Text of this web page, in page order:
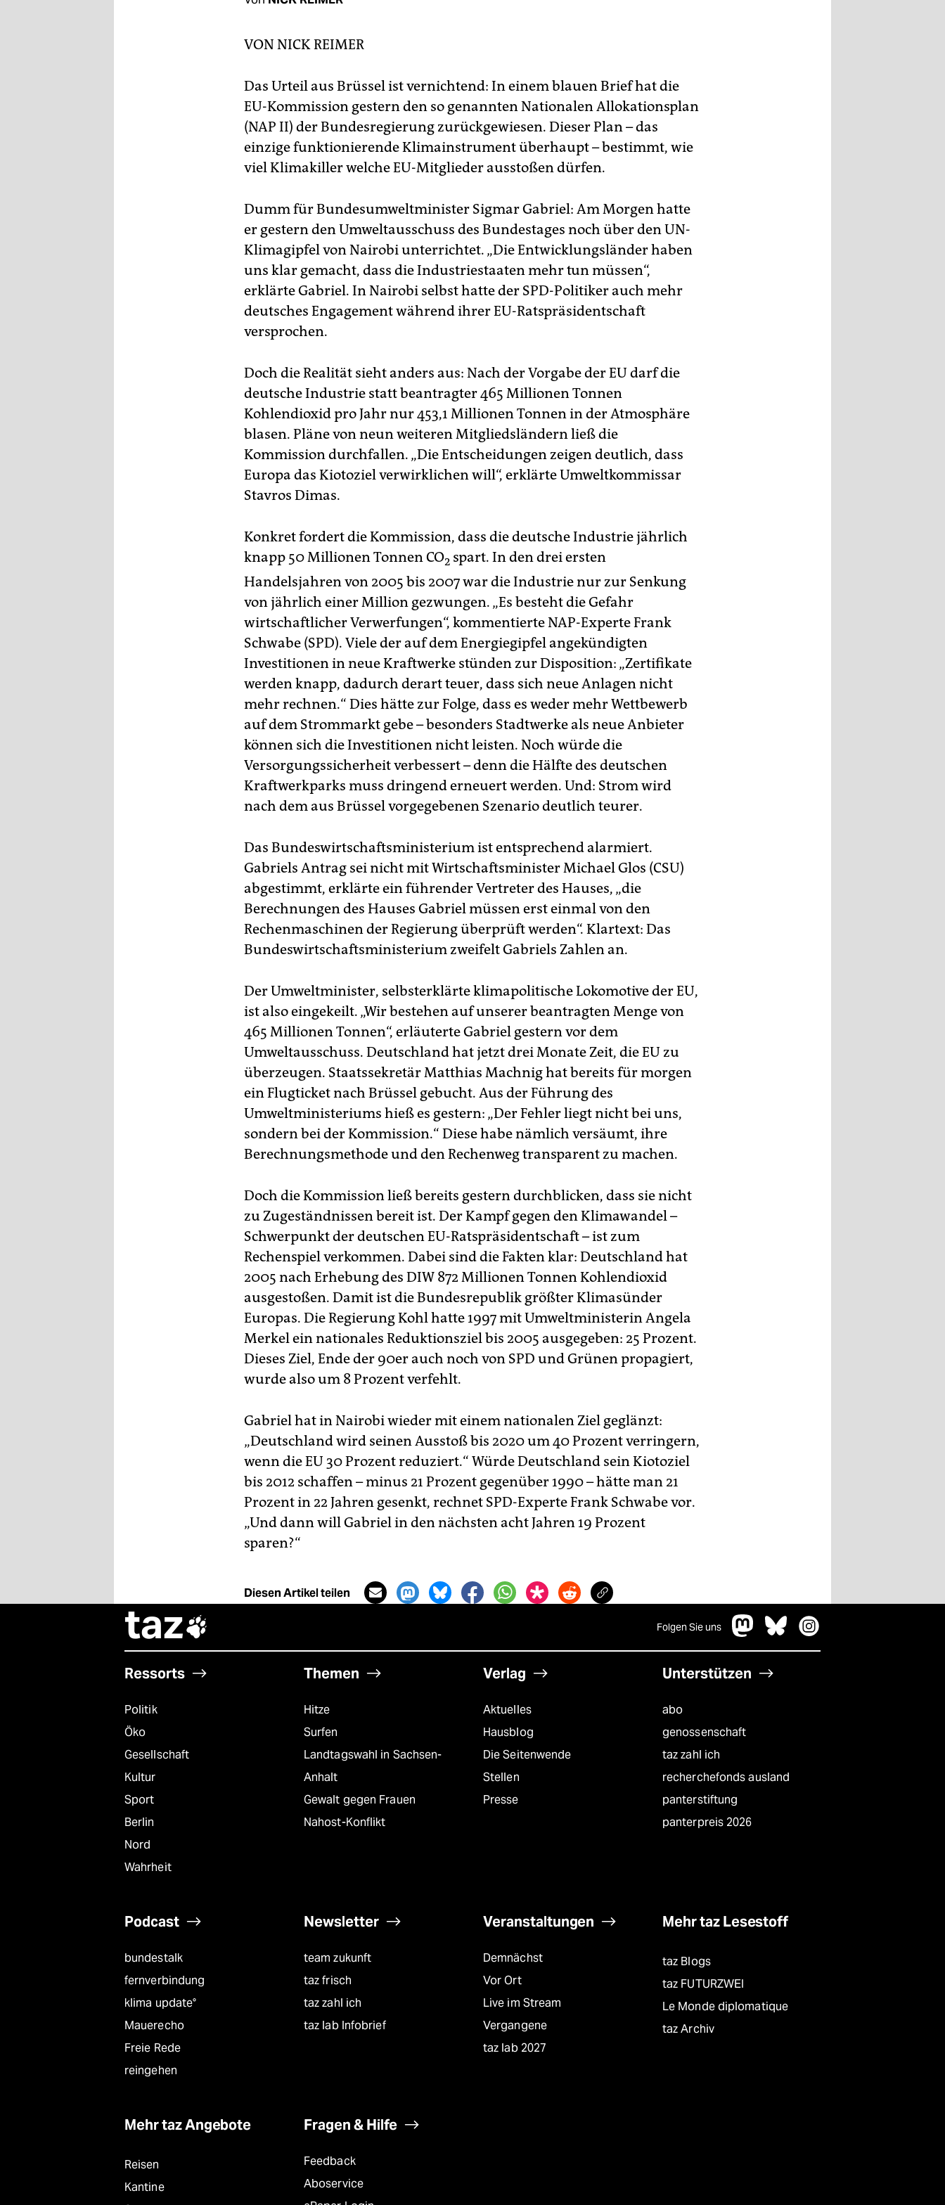
VON NICK REIMER
Das Urteil aus Brüssel ist vernichtend: In einem blauen Brief hat die
EU-Kommission gestern den so genannten Nationalen Allokationsplan
(NAP II) der Bundesregierung zurückgewiesen. Dieser Plan – das
einzige funktionierende Klimainstrument überhaupt – bestimmt, wie
viel Klimakiller welche EU-Mitglieder ausstoßen dürfen.
Dumm für Bundesumweltminister Sigmar Gabriel: Am Morgen hatte
er gestern den Umweltausschuss des Bundestages noch über den UN-
Klimagipfel von Nairobi unterrichtet. „Die Entwicklungsländer haben
uns klar gemacht, dass die Industriestaaten mehr tun müssen“,
erklärte Gabriel. In Nairobi selbst hatte der SPD-Politiker auch mehr
deutsches Engagement während ihrer EU-Ratspräsidentschaft
versprochen.
Doch die Realität sieht anders aus: Nach der Vorgabe der EU darf die
deutsche Industrie statt beantragter 465 Millionen Tonnen
Kohlendioxid pro Jahr nur 453,1 Millionen Tonnen in der Atmosphäre
blasen. Pläne von neun weiteren Mitgliedsländern ließ die
Kommission durchfallen. „Die Entscheidungen zeigen deutlich, dass
Europa das Kiotoziel verwirklichen will“, erklärte Umweltkommissar
Stavros Dimas.
Konkret fordert die Kommission, dass die deutsche Industrie jährlich
knapp 50 Millionen Tonnen CO2 spart. In den drei ersten
Handelsjahren von 2005 bis 2007 war die Industrie nur zur Senkung
von jährlich einer Million gezwungen. „Es besteht die Gefahr
wirtschaftlicher Verwerfungen“, kommentierte NAP-Experte Frank
Schwabe (SPD). Viele der auf dem Energiegipfel angekündigten
Investitionen in neue Kraftwerke stünden zur Disposition: „Zertifikate
werden knapp, dadurch derart teuer, dass sich neue Anlagen nicht
mehr rechnen.“ Dies hätte zur Folge, dass es weder mehr Wettbewerb
auf dem Strommarkt gebe – besonders Stadtwerke als neue Anbieter
können sich die Investitionen nicht leisten. Noch würde die
Versorgungssicherheit verbessert – denn die Hälfte des deutschen
Kraftwerkparks muss dringend erneuert werden. Und: Strom wird
nach dem aus Brüssel vorgegebenen Szenario deutlich teurer.
Das Bundeswirtschaftsministerium ist entsprechend alarmiert.
Gabriels Antrag sei nicht mit Wirtschaftsminister Michael Glos (CSU)
abgestimmt, erklärte ein führender Vertreter des Hauses, „die
Berechnungen des Hauses Gabriel müssen erst einmal von den
Rechenmaschinen der Regierung überprüft werden“. Klartext: Das
Bundeswirtschaftsministerium zweifelt Gabriels Zahlen an.
Der Umweltminister, selbsterklärte klimapolitische Lokomotive der EU,
ist also eingekeilt. „Wir bestehen auf unserer beantragten Menge von
465 Millionen Tonnen“, erläuterte Gabriel gestern vor dem
Umweltausschuss. Deutschland hat jetzt drei Monate Zeit, die EU zu
überzeugen. Staatssekretär Matthias Machnig hat bereits für morgen
ein Flugticket nach Brüssel gebucht. Aus der Führung des
Umweltministeriums hieß es gestern: „Der Fehler liegt nicht bei uns,
sondern bei der Kommission.“ Diese habe nämlich versäumt, ihre
Berechnungsmethode und den Rechenweg transparent zu machen.
Doch die Kommission ließ bereits gestern durchblicken, dass sie nicht
zu Zugeständnissen bereit ist. Der Kampf gegen den Klimawandel –
Schwerpunkt der deutschen EU-Ratspräsidentschaft – ist zum
Rechenspiel verkommen. Dabei sind die Fakten klar: Deutschland hat
2005 nach Erhebung des DIW 872 Millionen Tonnen Kohlendioxid
ausgestoßen. Damit ist die Bundesrepublik größter Klimasünder
Europas. Die Regierung Kohl hatte 1997 mit Umweltministerin Angela
Merkel ein nationales Reduktionsziel bis 2005 ausgegeben: 25 Prozent.
Dieses Ziel, Ende der 90er auch noch von SPD und Grünen propagiert,
wurde also um 8 Prozent verfehlt.
Gabriel hat in Nairobi wieder mit einem nationalen Ziel geglänzt:
„Deutschland wird seinen Ausstoß bis 2020 um 40 Prozent verringern,
wenn die EU 30 Prozent reduziert.“ Würde Deutschland sein Kiotoziel
bis 2012 schaffen – minus 21 Prozent gegenüber 1990 – hätte man 21
Prozent in 22 Jahren gesenkt, rechnet SPD-Experte Frank Schwabe vor.
„Und dann will Gabriel in den nächsten acht Jahren 19 Prozent
sparen?“
Diesen Artikel teilen
taz Folgen Sie uns
Ressorts
Politik
Öko
Gesellschaft
Kultur
Sport
Berlin
Nord
Wahrheit
Themen
Hitze
Surfen
Landtagswahl in Sachsen-
Anhalt
Gewalt gegen Frauen
Nahost-Konflikt
Verlag
Aktuelles
Hausblog
Die Seitenwende
Stellen
Presse
Unterstützen
abo
genossenschaft
taz zahl ich
recherchefonds ausland
panterstiftung
panterpreis 2026
Podcast
bundestalk
fernverbindung
klima update°
Mauerecho
Freie Rede
reingehen
Newsletter
team zukunft
taz frisch
taz zahl ich
taz lab Infobrief
Veranstaltungen
Demnächst
Vor Ort
Live im Stream
Vergangene
taz lab 2027
Mehr taz Lesestoff
taz Blogs
taz FUTURZWEI
Le Monde diplomatique
taz Archiv
Mehr taz Angebote
Reisen
Kantine
Fragen & Hilfe
Feedback
Aboservice